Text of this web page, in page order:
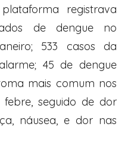
registrava
de dengue no
533 casos da
45 de dengue
mais comum nos
seguido de dor
náusea, e dor nas